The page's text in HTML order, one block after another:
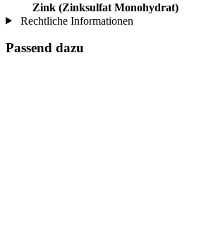
Zink (Zinksulfat Monohydrat)
Rechtliche Informationen
Passend dazu